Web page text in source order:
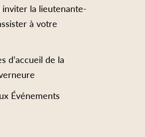
la lieutenante-
à votre
d’accueil de la
Événements